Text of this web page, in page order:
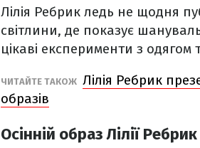
Лілія Ребрик ледь не щодня
світлини, де показує
цікаві експерименти з
ЧИТАЙТЕ ТАКОЖ Лілія Ребрик
образів
Осінній образ Лілії Ребрик